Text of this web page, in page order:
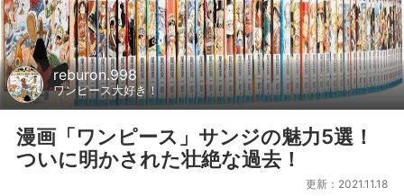
reburon.998
ワンピース大好き！
漫画「ワンピース」サンジの魅力5選！
ついに明かされた壮絶な過去！
更新：2021.11.18